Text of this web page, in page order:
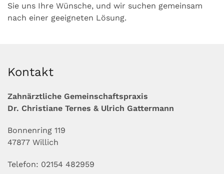
Sie uns Ihre Wünsche, und wir suchen gemeinsam
nach einer geeigneten Lösung.
Kontakt
Zahnärztliche Gemeinschaftspraxis
Dr. Christiane Ternes & Ulrich Gattermann
Bonnenring 119
47877 Willich
Telefon: 02154 482959